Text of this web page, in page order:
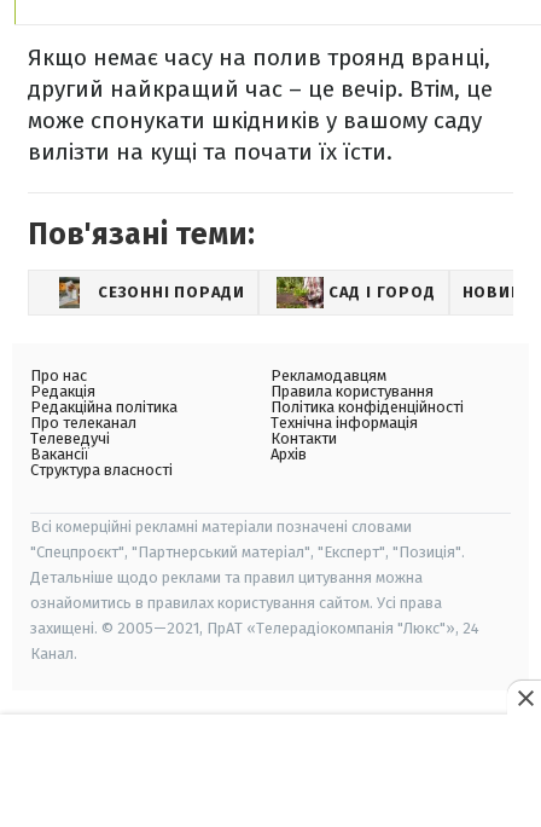
Якщо немає часу на полив троянд вранці,
другий найкращий час – це вечір. Втім, це
може спонукати шкідників у вашому саду
вилізти на кущі та почати їх їсти.
Пов'язані теми:
СЕЗОННІ ПОРАДИ САД І ГОРОД НОВИНИ
Про нас
Редакція
Редакційна політика
Про телеканал
Телеведучі
Вакансії
Структура власності
Рекламодавцям
Правила користування
Політика конфіденційності
Технічна інформація
Контакти
Архів
Всі комерційні рекламні матеріали позначені словами
"Спецпроєкт", "Партнерський матеріал", "Експерт", "Позиція".
Детальніше щодо реклами та правил цитування можна
ознайомитись в правилах користування сайтом. Усі права
захищені. © 2005—2021, ПрАТ «Телерадіокомпанія "Люкс"», 24
Канал.